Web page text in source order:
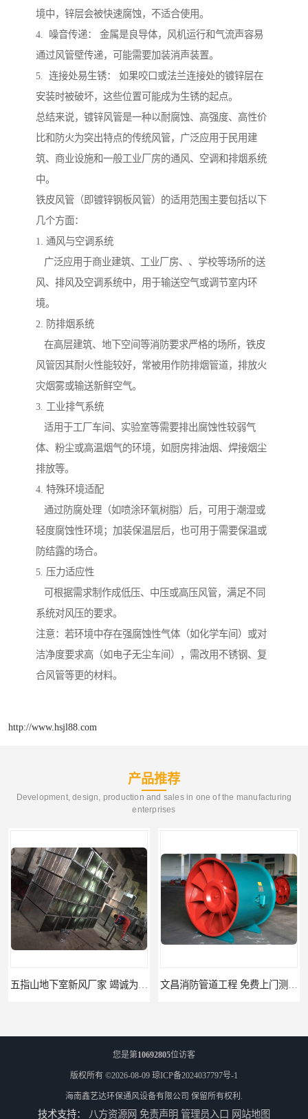
境中，锌层会被快速腐蚀，不适合使用。
4. 噪音传递： 金属是良导体，风机运行和气流声容易
通过风管壁传递，可能需要加装消声装置。
5. 连接处易生锈： 如果咬口或法兰连接处的镀锌层在
安装时被破坏，这些位置可能成为生锈的起点。
总结来说，镀锌风管是一种以耐腐蚀、高强度、高性价
比和防火为突出特点的传统风管，广泛应用于民用建
筑、商业设施和一般工业厂房的通风、空调和排烟系统
中。
铁皮风管（即镀锌钢板风管）的适用范围主要包括以下
几个方面：
1. 通风与空调系统
广泛应用于商业建筑、工业厂房、、学校等场所的送
风、排风及空调系统中，用于输送空气或调节室内环
境。
2. 防排烟系统
在高层建筑、地下空间等消防要求严格的场所，铁皮
风管因其耐火性能较好，常被用作防排烟管道，排放火
灾烟雾或输送新鲜空气。
3. 工业排气系统
适用于工厂车间、实验室等需要排出腐蚀性较弱气
体、粉尘或高温烟气的环境，如厨房排油烟、焊接烟尘
排放等。
4. 特殊环境适配
通过防腐处理（如喷涂环氧树脂）后，可用于潮湿或
轻度腐蚀性环境；加装保温层后，也可用于需要保温或
防结露的场合。
5. 压力适应性
可根据需求制作成低压、中压或高压风管，满足不同
系统对风压的要求。
注意：若环境中存在强腐蚀性气体（如化学车间）或对
洁净度要求高（如电子无尘车间），需改用不锈钢、复
合风管等更的材料。
http://www.hsjl88.com
产品推荐
Development, design, production and sales in one of the manufacturing
enterprises
五指山地下室新风厂家 竭诚为您服务 文昌消防管道工程 免费上门测量设计
您是第10692805位访客
版权所有 ©2026-08-09 琼ICP备2024037797号-1
海南鑫艺达环保通风设备有限公司 保留所有权利.
技术支持： 八方资源网 免责声明 管理员入口 网站地图